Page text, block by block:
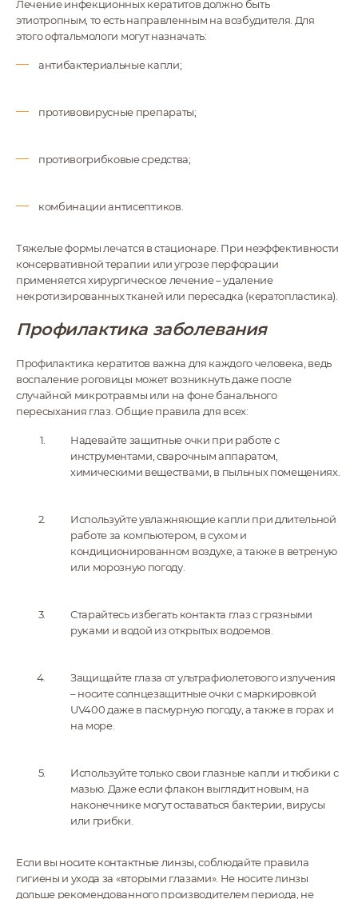
Лечение инфекционных кератитов должно быть
этиотропным, то есть направленным на возбудителя. Для
этого офтальмологи могут назначать:
антибактериальные капли;
противовирусные препараты;
противогрибковые средства;
комбинации антисептиков.
Тяжелые формы лечатся в стационаре. При неэффективности
консервативной терапии или угрозе перфорации
применяется хирургическое лечение – удаление
некротизированных тканей или пересадка (кератопластика).
Профилактика заболевания
Профилактика кератитов важна для каждого человека, ведь
воспаление роговицы может возникнуть даже после
случайной микротравмы или на фоне банального
пересыхания глаз. Общие правила для всех:
Надевайте защитные очки при работе с
инструментами, сварочным аппаратом,
химическими веществами, в пыльных помещениях.
Используйте увлажняющие капли при длительной
работе за компьютером, в сухом и
кондиционированном воздухе, а также в ветреную
или морозную погоду.
Старайтесь избегать контакта глаз с грязными
руками и водой из открытых водоемов.
Защищайте глаза от ультрафиолетового излучения
– носите солнцезащитные очки с маркировкой
UV400 даже в пасмурную погоду, а также в горах и
на море.
Используйте только свои глазные капли и тюбики с
мазью. Даже если флакон выглядит новым, на
наконечнике могут оставаться бактерии, вирусы
или грибки.
Если вы носите контактные линзы, соблюдайте правила
гигиены и ухода за «вторыми глазами». Не носите линзы
дольше рекомендованного производителем периода, не